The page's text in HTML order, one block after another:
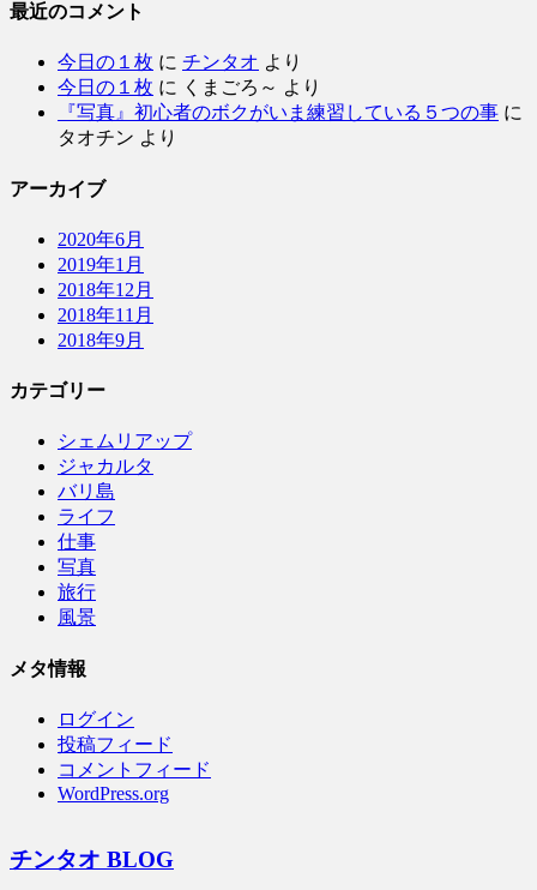
最近のコメント
今日の１枚 に チンタオ より
今日の１枚 に くまごろ～ より
『写真』初心者のボクがいま練習している５つの事 に
タオチン より
アーカイブ
2020年6月
2019年1月
2018年12月
2018年11月
2018年9月
カテゴリー
シェムリアップ
ジャカルタ
バリ島
ライフ
仕事
写真
旅行
風景
メタ情報
ログイン
投稿フィード
コメントフィード
WordPress.org
チンタオ BLOG